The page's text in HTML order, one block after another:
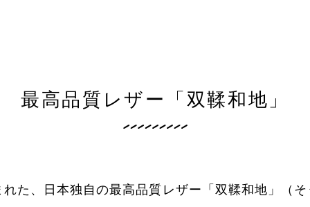
最高品質レザー「双鞣和地」
た、日本独自の最高品質レザー「双鞣和地」（